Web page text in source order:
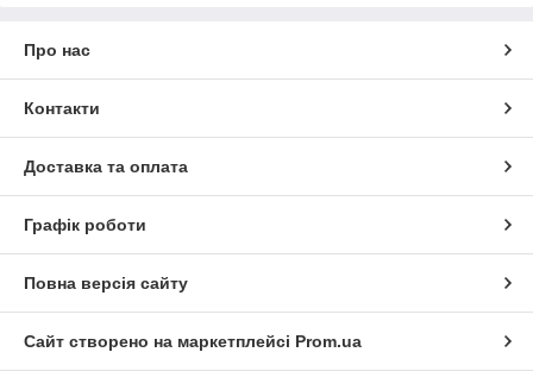
Про нас
Контакти
Доставка та оплата
Графік роботи
Повна версія сайту
Сайт створено на маркетплейсі Prom.ua